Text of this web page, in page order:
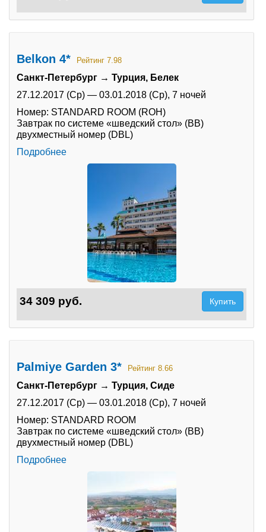
Belkon 4* Рейтинг 7.98
Санкт-Петербург → Турция, Белек
27.12.2017 (Ср) — 03.01.2018 (Ср), 7 ночей
Номер: STANDARD ROOM (ROH)
Завтрак по системе «шведский стол» (BB)
двухместный номер (DBL)
Подробнее
34 309 руб. Купить
Palmiye Garden 3* Рейтинг 8.66
Санкт-Петербург → Турция, Сиде
27.12.2017 (Ср) — 03.01.2018 (Ср), 7 ночей
Номер: STANDARD ROOM
Завтрак по системе «шведский стол» (BB)
двухместный номер (DBL)
Подробнее